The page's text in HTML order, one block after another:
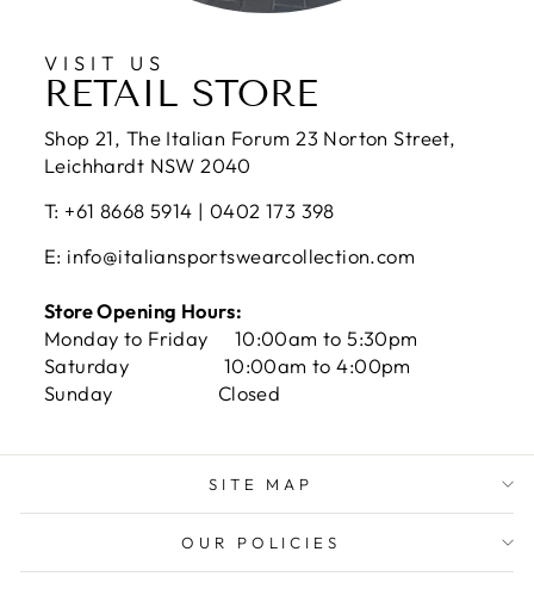
VISIT US
RETAIL STORE
Shop 21, The Italian Forum 23 Norton Street,
Leichhardt NSW 2040
T: +61 8668 5914 | 0402 173 398
E: info@italiansportswearcollection.com
Store Opening Hours:
Monday to Friday 10:00am to 5:30pm
Saturday 10:00am to 4:00pm
Sunday Closed
SITE MAP
OUR POLICIES